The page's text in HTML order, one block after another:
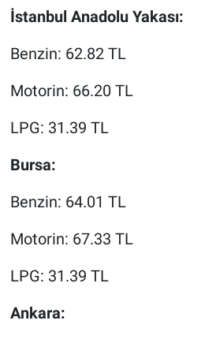
İstanbul Anadolu Yakası:
Benzin: 62.82 TL
Motorin: 66.20 TL
LPG: 31.39 TL
Bursa:
Benzin: 64.01 TL
Motorin: 67.33 TL
LPG: 31.39 TL
Ankara: